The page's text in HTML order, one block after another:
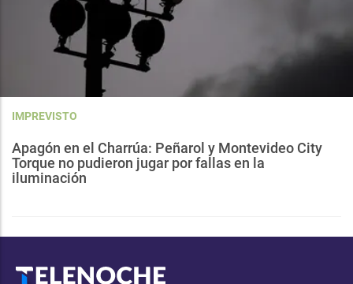
IMPREVISTO
Apagón en el Charrúa: Peñarol y Montevideo City
Torque no pudieron jugar por fallas en la
iluminación